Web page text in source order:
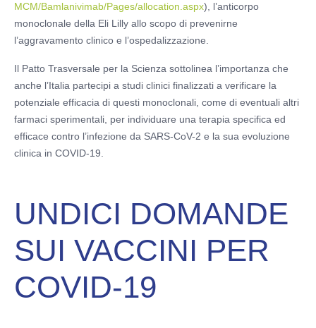
MCM/Bamlanivimab/Pages/allocation.aspx), l’anticorpo
monoclonale della Eli Lilly allo scopo di prevenirne
l’aggravamento clinico e l’ospedalizzazione.
Il Patto Trasversale per la Scienza sottolinea l’importanza che
anche l’Italia partecipi a studi clinici finalizzati a verificare la
potenziale efficacia di questi monoclonali, come di eventuali altri
farmaci sperimentali, per individuare una terapia specifica ed
efficace contro l’infezione da SARS-CoV-2 e la sua evoluzione
clinica in COVID-19.
UNDICI DOMANDE
SUI VACCINI PER
COVID-19